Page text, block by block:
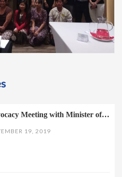
Meeting with Minister of…
19, 2019